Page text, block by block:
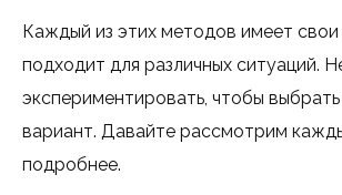
Каждый из этих методов имеет
подходит для различных ситуаций.
экспериментировать, чтобы
вариант. Давайте рассмотрим
подробнее.